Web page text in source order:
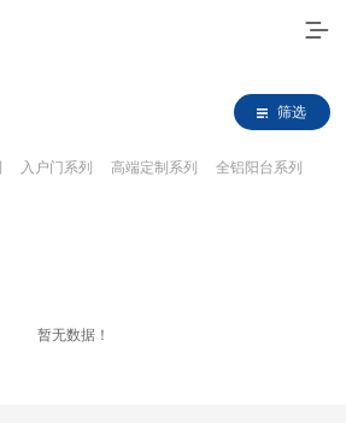
筛选
入户门系列 高端定制系列 全铝阳台系列
暂无数据！